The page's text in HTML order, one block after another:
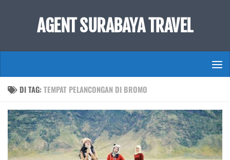
Skip to content
AGENT SURABAYA TRAVEL
DI TAG: TEMPAT PELANCONGAN DI BROMO